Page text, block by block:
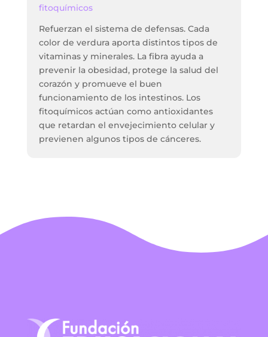
fitoquímicos
Refuerzan el sistema de defensas. Cada
color de verdura aporta distintos tipos de
vitaminas y minerales. La fibra ayuda a
prevenir la obesidad, protege la salud del
corazón y promueve el buen
funcionamiento de los intestinos. Los
fitoquímicos actúan como antioxidantes
que retardan el envejecimiento celular y
previenen algunos tipos de cánceres.